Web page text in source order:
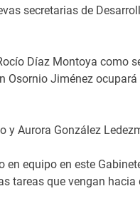
secretarias de
Díaz Montoya como
Osornio Jiménez ocupará
y Aurora González
equipo en este
tareas que vengan hacia